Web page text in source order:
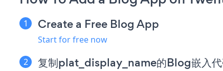
Create a Free Blog App
Start for free now
复制plat_display_name的Blog嵌入